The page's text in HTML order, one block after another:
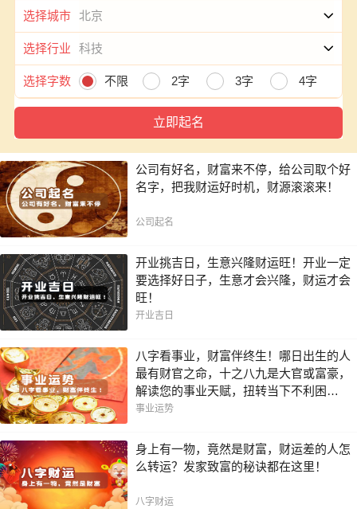
选择城市
选择行业
选择字数 不限 2字 3字 4字
公司有好名，财富来不停，给公司取个好
名字，把我财运好时机，财源滚滚来！
公司起名
开业挑吉日，生意兴隆财运旺！开业一定
要选择好日子，生意才会兴隆，财运才会
旺！
开业吉日
八字看事业，财富伴终生！哪日出生的人
最有财官之命，十之八九是大官或富豪，
解读您的事业天赋，扭转当下不利困
局！！
事业运势
身上有一物，竟然是财富，财运差的人怎
么转运？发家致富的秘诀都在这里！
八字财运